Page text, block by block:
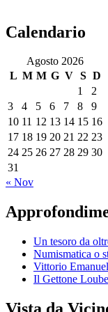
Calendario
Agosto 2026
L M M G V S D
1
2
3
4 5 6 7 8
9
10 11 12 13 14 15 16
17 18 19 20 21 22 23
24 25 26 27 28 29 30
31
« Nov
Un tesoro da
Numismatica o
Vittorio
Il Gettone